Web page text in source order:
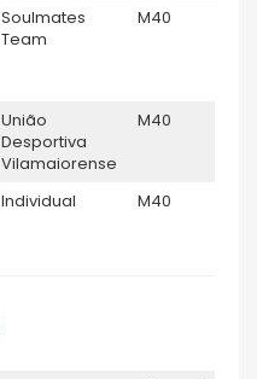
Soulmates
Team
M40
União
Desportiva
Vilamaiorense
M40
Individual M40